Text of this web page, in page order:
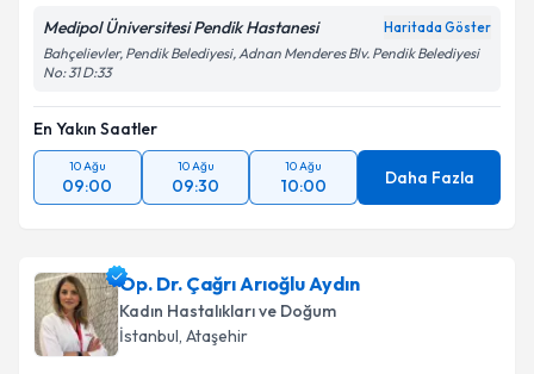
Kişisel verilerimin işlenmesine ilişkinAydınlatma
Metni
kapsamda işlenmesini kabul ediyorum.
Medipol Üniversitesi Pendik Hastanesi
Bahçelievler, Pendik Belediyesi, Adnan Menderes Blv. Pendik Belediyesi
En Yakın Saatler
10 Ağu
09:00
10 Ağu
09:30
10 Ağu
10:00 Daha Fazla
Op. Dr. Çağrı Arıoğlu Aydın
Kadın Hastalıkları ve Doğum
İstanbul, Ataşehir